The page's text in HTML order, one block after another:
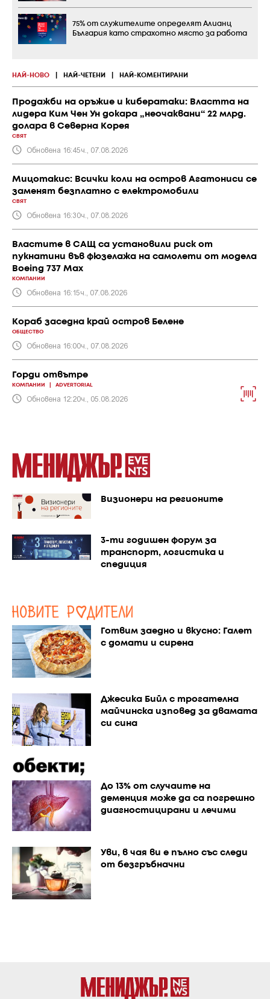
НАЙ-НОВО НАЙ-ЧЕТЕНИ НАЙ-КОМЕНТИРАНИ
Продажби на оръжие и кибератаки: Властта на
лидера Ким Чен Ун докара „неочаквани“ 22 млрд.
долара в Северна Корея
СВЯТ
Обновена 16:45ч., 07.08.2026
Мицотакис: Всички коли на остров Агатониси се
заменят безплатно с електромобили
СВЯТ
Обновена 16:30ч., 07.08.2026
Властите в САЩ са установили риск от
пукнатини във фюзелажа на самолети от модела
Boeing 737 Max
КОМПАНИИ
Обновена 16:15ч., 07.08.2026
Кораб заседна край остров Белене
ОБЩЕСТВО
Обновена 16:00ч., 07.08.2026
Горди отвътре
КОМПАНИИ ADVERTORIAL
Обновена 12:20ч., 05.08.2026
75% от служителите определят Алианц
България като страхотно място за работа
Визионери на регионите
3-ти годишен форум за
транспорт, логистика и
спедиция
Готвим заедно и вкусно: Галет
с домати и сирена
Джесика Бийл с трогателна
майчинска изповед за двамата
си сина
До 13% от случаите на
деменция може да са погрешно
диагностицирани и лечими
Уви, в чая ви е пълно със следи
от безгръбначни